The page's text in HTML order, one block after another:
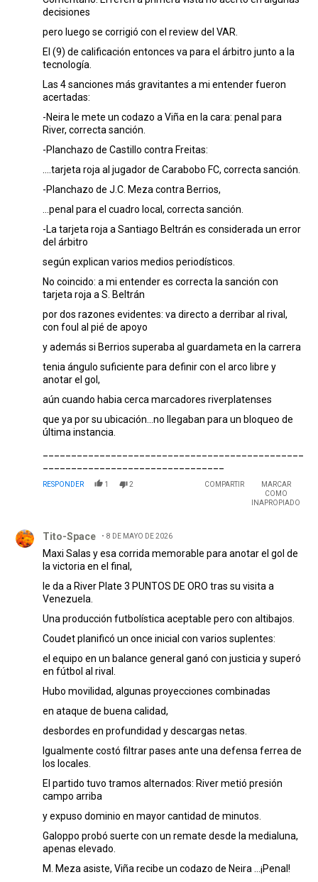
decisiones
pero luego se corrigió con el review del VAR.
El (9) de calificación entonces va para el árbitro junto a la
tecnología.
Las 4 sanciones más gravitantes a mi entender fueron
acertadas:
-Neira le mete un codazo a Viña en la cara: penal para
River, correcta sanción.
-Planchazo de Castillo contra Freitas:
….tarjeta roja al jugador de Carabobo FC, correcta sanción.
-Planchazo de J.C. Meza contra Berrios,
...penal para el cuadro local, correcta sanción.
-La tarjeta roja a Santiago Beltrán es considerada un error
del árbitro
según explican varios medios periodísticos.
No coincido: a mi entender es correcta la sanción con
tarjeta roja a S. Beltrán
por dos razones evidentes: va directo a derribar al rival,
con foul al pié de apoyo
y además si Berrios superaba al guardameta en la carrera
tenia ángulo suficiente para definir con el arco libre y
anotar el gol,
aún cuando habia cerca marcadores riverplatenses
que ya por su ubicación...no llegaban para un bloqueo de
última instancia.
RESPONDER 1 2 COMPARTIR
MARCAR
COMO
INAPROPIADO
Tito-Space 8 DE MAYO DE 2026
Maxi Salas y esa corrida memorable para anotar el gol de
la victoria en el final,
le da a River Plate 3 PUNTOS DE ORO tras su visita a
Venezuela.
Una producción futbolística aceptable pero con altibajos.
Coudet planificó un once inicial con varios suplentes:
el equipo en un balance general ganó con justicia y superó
en fútbol al rival.
Hubo movilidad, algunas proyecciones combinadas
en ataque de buena calidad,
desbordes en profundidad y descargas netas.
Igualmente costó filtrar pases ante una defensa ferrea de
los locales.
El partido tuvo tramos alternados: River metió presión
campo arriba
y expuso dominio en mayor cantidad de minutos.
Galoppo probó suerte con un remate desde la medialuna,
apenas elevado.
M. Meza asiste, Viña recibe un codazo de Neira …¡Penal!